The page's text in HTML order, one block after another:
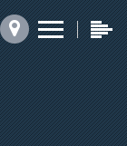
x
x
x